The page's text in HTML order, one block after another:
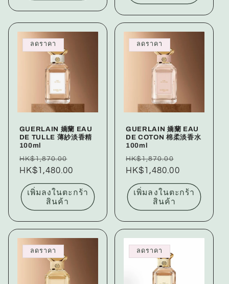
ลดราคา
GUERLAIN 嬌蘭 EAU
DE TULLE 薄紗淡香精
100ml
ราคา
ปกติ
HK$1,870.00
โปรโมชัน
HK$1,480.00
เพิ่มลงในตะกร้า
สินค้า
ลดราคา
GUERLAIN 嬌蘭 EAU
DE COTON 棉柔淡香水
100ml
ราคา
ปกติ
HK$1,870.00
โปรโมชัน
HK$1,480.00
เพิ่มลงในตะกร้า
สินค้า
ลดราคา ลดราคา